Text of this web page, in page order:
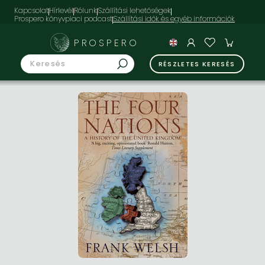
KapcsolatHírlevélRólunkSzállítási lehetőségek
Prospero könyvpiaci podcast
PROSPERO
RÉSZLETES KERESÉS